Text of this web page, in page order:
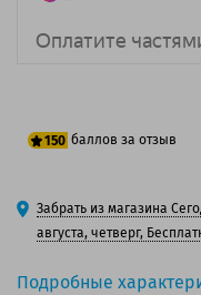
Подробные
150 баллов за отзыв
125 баллов
150 баллов
Забрать из магазина
августа, четверг,